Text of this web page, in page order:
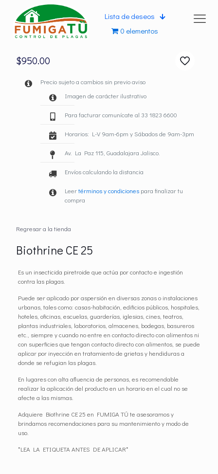
Lista de deseos
0 elementos
$950.00
Precio sujeto a cambios sin previo aviso
Imagen de carácter ilustrativo
Para facturar comunícate al 33 1823 6600
Horarios: L-V 9am-6pm y Sábados de 9am-3pm
Av. La Paz 115, Guadalajara Jalisco.
Envíos calculando la distancia
Leertérminos y condiciones para finalizar tu
compra
Regresar a la tienda
Biothrine CE 25
Es un insecticida piretroide que actúa por contacto e ingestión
contra las plagas.
Puede ser aplicado por aspersión en diversas zonas o instalaciones
urbanas, tales como: casas-habitación, edificios públicos, hospitales,
hoteles, oficinas, escuelas, guarderías, iglesias, cines, teatros,
plantas industriales, laboratorios, almacenes, bodegas, basureros
etc., siempre y cuando no entre en contacto directo con alimentos ni
con superficies que tengan contacto directo con alimentos, se puede
aplicar por inyección en tratamiento de grietas y hendiduras a
donde se refugian las plagas.
En lugares con alta afluencia de personas, es recomendable
realizar la aplicación del producto en un horario en el cual no se
afecte a las mismas.
Adquiere Biothrine CE 25 en FUMIGA TÚ te asesoramos y
brindamos recomendaciones para su mantenimiento y modo de
uso.
*LEA LA ETIQUETA ANTES DE APLICAR*